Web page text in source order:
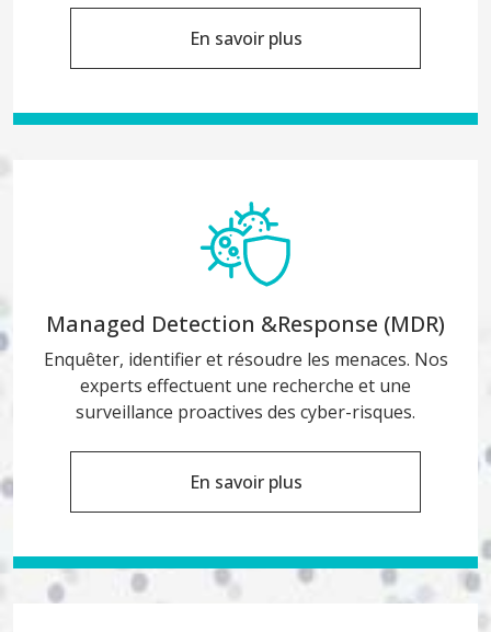
En savoir plus
Managed Detection &Response (MDR)
Enquêter, identifier et résoudre les menaces. Nos
experts effectuent une recherche et une
surveillance proactives des cyber-risques.
En savoir plus